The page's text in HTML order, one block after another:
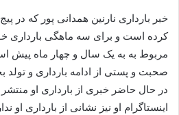
خبر بارداری نارنین همدانی پور که در
کرده است و برای سه ماهگی بارداری
مربوط به به یک سال و چهار ماه پیش
صحبت و پستی از ادامه بارداری و
در حال حاضر خبری از بارداری او
اینستاگرام او نیز نشانی از بارداری او